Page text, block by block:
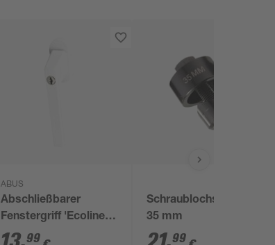
ABUS
Abschließbarer
Fenstergriff 'Ecoline'
FG110 weiß
99
Schraublochstanze Ø
35 mm
99